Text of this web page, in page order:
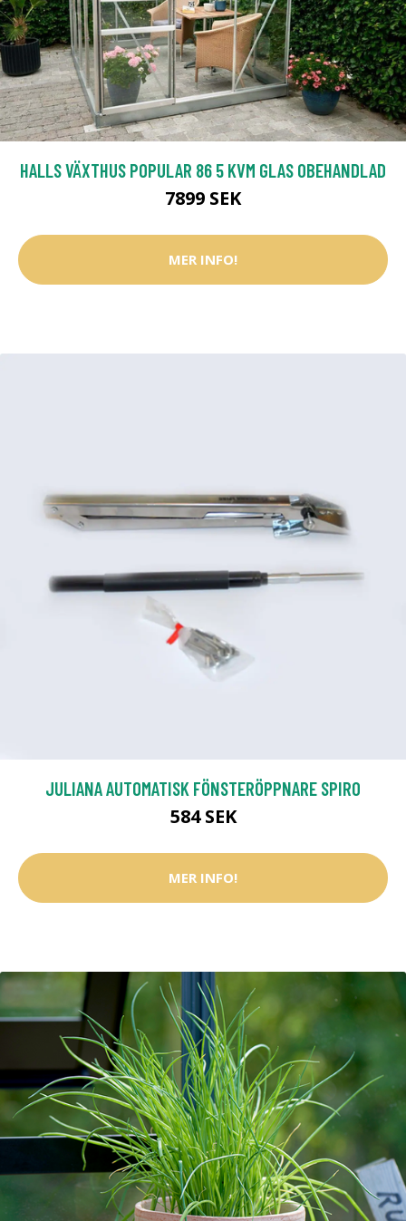
HALLS VÄXTHUS POPULAR 86 5 KVM GLAS OBEHANDLAD
7899 SEK
MER INFO!
JULIANA AUTOMATISK FÖNSTERÖPPNARE SPIRO
584 SEK
MER INFO!